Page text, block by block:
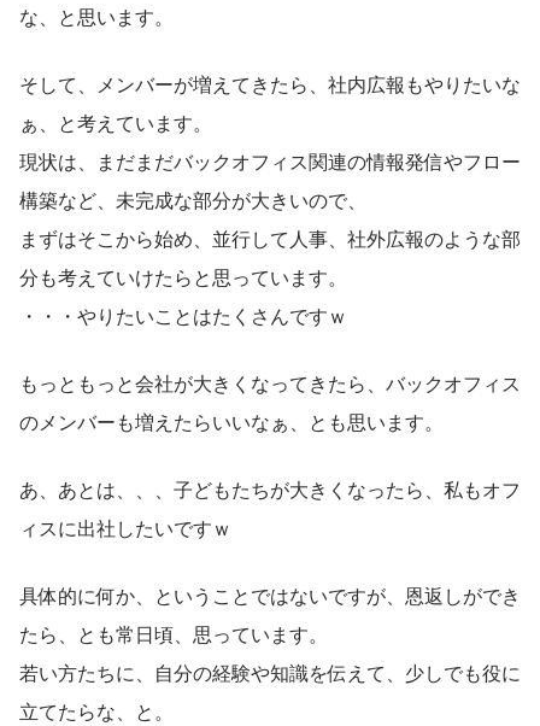
な、と思います。
そして、メンバーが増えてきたら、社内広報もやりたいな
ぁ、と考えています。
現状は、まだまだバックオフィス関連の情報発信やフロー
構築など、未完成な部分が大きいので、
まずはそこから始め、並行して人事、社外広報のような部
分も考えていけたらと思っています。
・・・やりたいことはたくさんですｗ
もっともっと会社が大きくなってきたら、バックオフィス
のメンバーも増えたらいいなぁ、とも思います。
あ、あとは、、、子どもたちが大きくなったら、私もオフ
ィスに出社したいですｗ
具体的に何か、ということではないですが、恩返しができ
たら、とも常日頃、思っています。
若い方たちに、自分の経験や知識を伝えて、少しでも役に
立てたらな、と。